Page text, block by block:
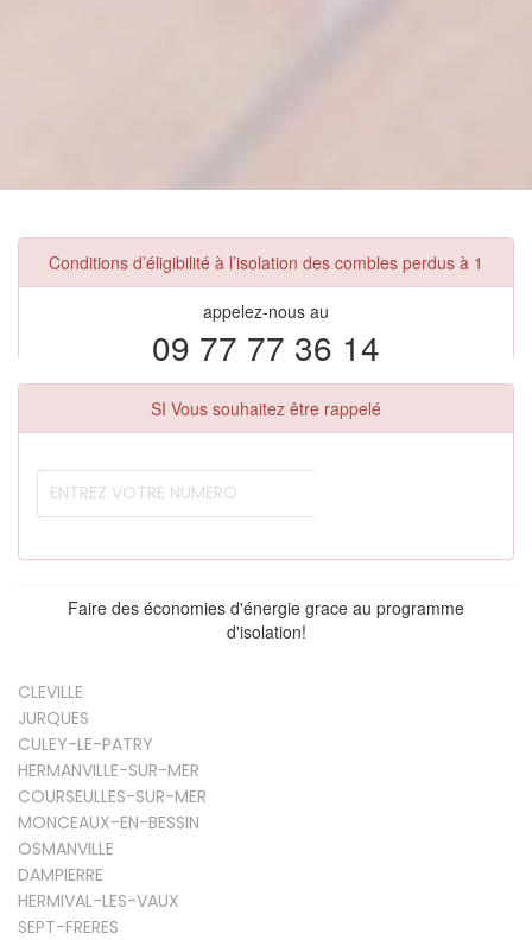
Conditions d’éligibilité à l’isolation des combles perdus à 1
appelez-nous au
09 77 77 36 14
SI Vous souhaitez être rappelé
Faire des économies d'énergie grace au programme
d'isolation!
CLEVILLE
JURQUES
CULEY-LE-PATRY
HERMANVILLE-SUR-MER
COURSEULLES-SUR-MER
MONCEAUX-EN-BESSIN
OSMANVILLE
DAMPIERRE
HERMIVAL-LES-VAUX
SEPT-FRERES